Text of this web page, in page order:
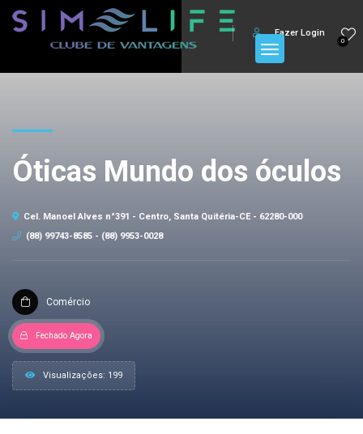
0
Fazer Login
Óticas Mundo dos óculos
Cel. Manoel Alves n°391 - Centro, Santa Quitéria-CE - 62280-000
(88) 99743-8585 - (88) 9953-0028
Comércio
Fechado Agora
Visualizações: 199